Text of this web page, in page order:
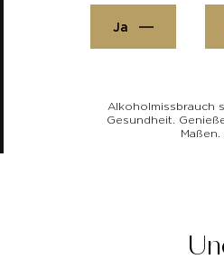
Ja
Alkoholmissbrauch
Gesundheit.
Maßen.